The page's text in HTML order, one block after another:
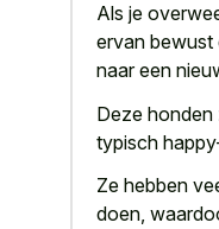
Als je
ervan bewust
naar een
Deze honden
typisch
Ze hebben
doen,